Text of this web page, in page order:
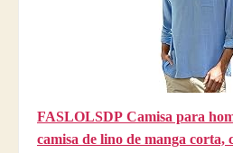
FASLOLSDP Camisa para
camisa de lino de manga corta,